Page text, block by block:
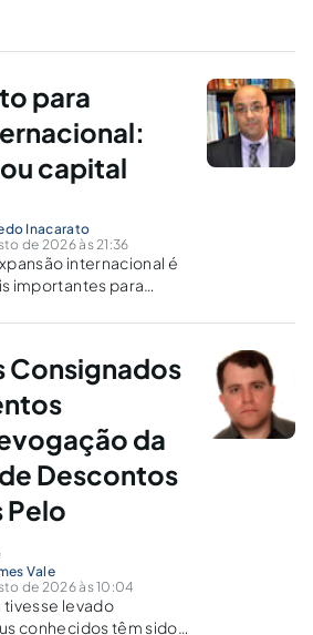
para
capital
Inacarato
de 2026 às 21:36
internacional é
importantes para
em outro país exige
desenvolvimento
regulatória. A questão
Consignados
da
Descontos
Vale
de 2026 às 10:04
tivesse levado
conhecidos têm sido